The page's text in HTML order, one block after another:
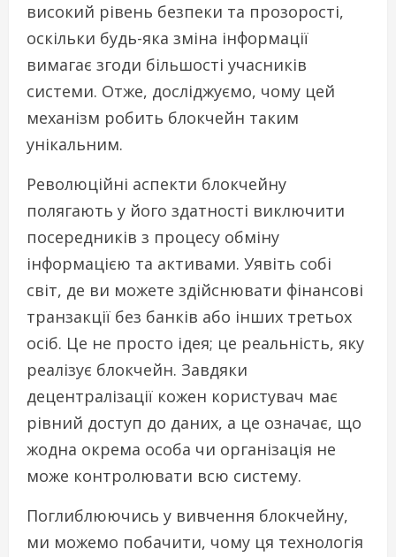
високий рівень безпеки та прозорості,
оскільки будь-яка зміна інформації
вимагає згоди більшості учасників
системи. Отже, досліджуємо, чому цей
механізм робить блокчейн таким
унікальним.
Революційні аспекти блокчейну
полягають у його здатності виключити
посередників з процесу обміну
інформацією та активами. Уявіть собі
світ, де ви можете здійснювати фінансові
транзакції без банків або інших третьох
осіб. Це не просто ідея; це реальність, яку
реалізує блокчейн. Завдяки
децентралізації кожен користувач має
рівний доступ до даних, а це означає, що
жодна окрема особа чи організація не
може контролювати всю систему.
Поглиблюючись у вивчення блокчейну,
ми можемо побачити, чому ця технологія